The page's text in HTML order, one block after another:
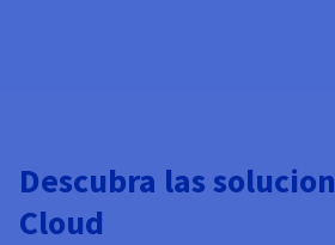
Descubra las
Cloud